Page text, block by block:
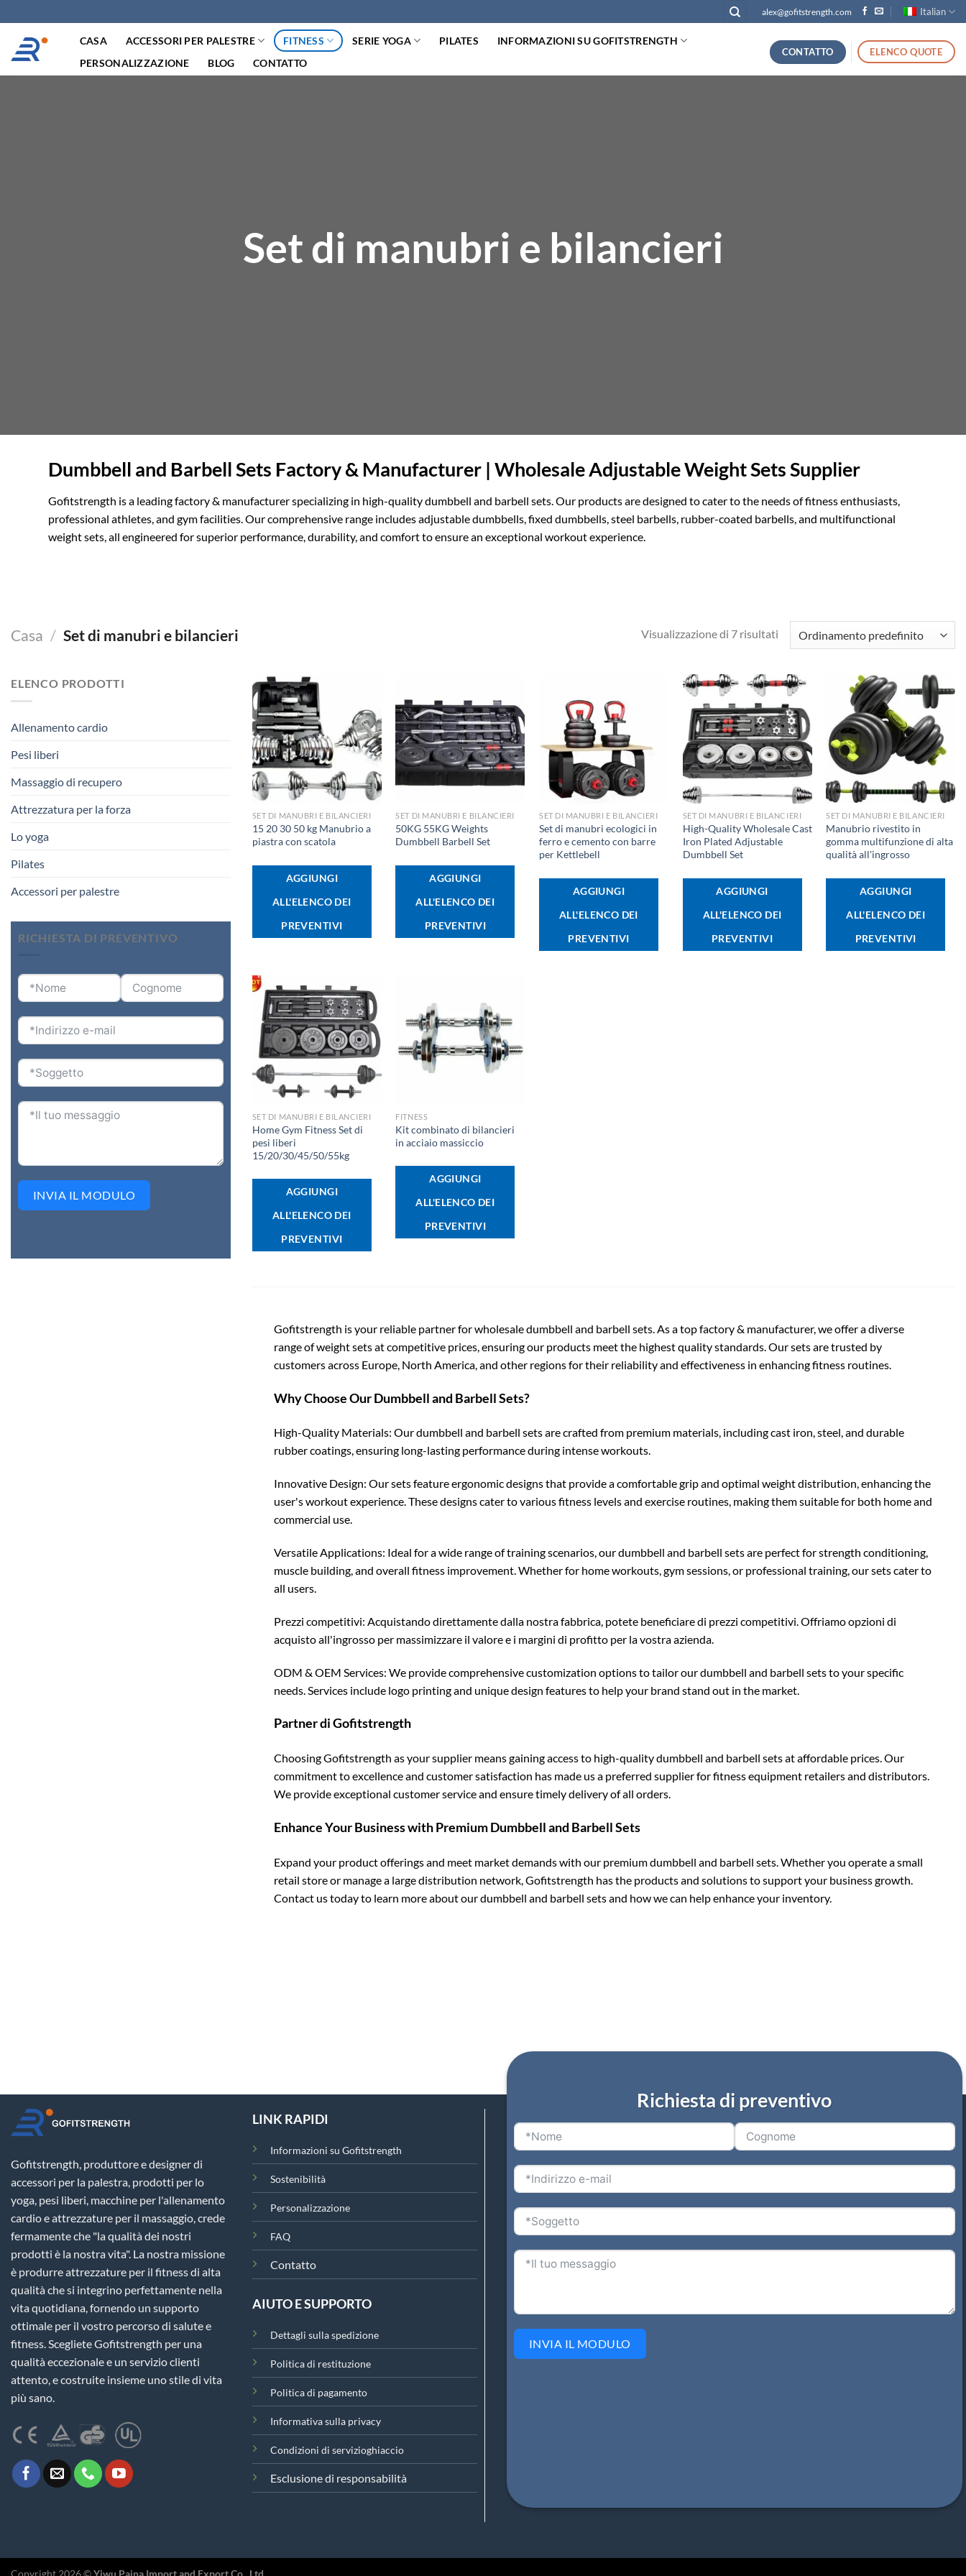
ai
contenuti
alex@gofitstrength.com Italian
CASA ACCESSORI PER PALESTRE FITNESS SERIE YOGA PILATES
INFORMAZIONI SU GOFITSTRENGTH
PERSONALIZZAZIONE
BLOG CONTATTO
CONTATTO ELENCO QUOTE
Set di manubri e bilancieri
Dumbbell and Barbell Sets Factory & Manufacturer | Wholesale Adjustable Weight Sets Supplier
Gofitstrength is a leading factory & manufacturer specializing in high-quality dumbbell and barbell sets. Our products are designed to cater to the needs of fitness enthusiasts,
professional athletes, and gym facilities. Our comprehensive range includes adjustable dumbbells, fixed dumbbells, steel barbells, rubber-coated barbells, and multifunctional
weight sets, all engineered for superior performance, durability, and comfort to ensure an exceptional workout experience.
Casa / Set di manubri e bilancieri Visualizzazione di 7 risultati
ELENCO PRODOTTI
Allenamento cardio
Pesi liberi
Massaggio di recupero
Attrezzatura per la forza
Lo yoga
Pilates
Accessori per palestre
RICHIESTA DI PREVENTIVO
INVIA IL MODULO
+
SET DI MANUBRI E BILANCIERI
15 20 30 50 kg Manubrio a
piastra con scatola
AGGIUNGI
ALL'ELENCO DEI
PREVENTIVI
SET DI MANUBRI E BILANCIERI
50KG 55KG Weights
Dumbbell Barbell Set
AGGIUNGI
ALL'ELENCO DEI
PREVENTIVI
+
SET DI MANUBRI E BILANCIERI
Set di manubri ecologici in
ferro e cemento con barre
per Kettlebell
AGGIUNGI
ALL'ELENCO DEI
PREVENTIVI
+
SET DI MANUBRI E BILANCIERI
High-Quality Wholesale Cast
Iron Plated Adjustable
Dumbbell Set
AGGIUNGI
ALL'ELENCO DEI
PREVENTIVI
+
SET DI MANUBRI E BILANCIERI
Manubrio rivestito in
gomma multifunzione di alta
qualità all'ingrosso
AGGIUNGI
ALL'ELENCO DEI
PREVENTIVI
+
SET DI MANUBRI E BILANCIERI
Home Gym Fitness Set di
pesi liberi
15/20/30/45/50/55kg
AGGIUNGI
ALL'ELENCO DEI
PREVENTIVI
FITNESS
Kit combinato di bilancieri
in acciaio massiccio
AGGIUNGI
ALL'ELENCO DEI
PREVENTIVI
Gofitstrength is your reliable partner for wholesale dumbbell and barbell sets. As a top factory & manufacturer, we offer a diverse
range of weight sets at competitive prices, ensuring our products meet the highest quality standards. Our sets are trusted by
customers across Europe, North America, and other regions for their reliability and effectiveness in enhancing fitness routines.
Why Choose Our Dumbbell and Barbell Sets?
High-Quality Materials: Our dumbbell and barbell sets are crafted from premium materials, including cast iron, steel, and durable
rubber coatings, ensuring long-lasting performance during intense workouts.
Innovative Design: Our sets feature ergonomic designs that provide a comfortable grip and optimal weight distribution, enhancing the
user's workout experience. These designs cater to various fitness levels and exercise routines, making them suitable for both home and
commercial use.
Versatile Applications: Ideal for a wide range of training scenarios, our dumbbell and barbell sets are perfect for strength conditioning,
muscle building, and overall fitness improvement. Whether for home workouts, gym sessions, or professional training, our sets cater to
all users.
Prezzi competitivi: Acquistando direttamente dalla nostra fabbrica, potete beneficiare di prezzi competitivi. Offriamo opzioni di
acquisto all'ingrosso per massimizzare il valore e i margini di profitto per la vostra azienda.
ODM & OEM Services: We provide comprehensive customization options to tailor our dumbbell and barbell sets to your specific
needs. Services include logo printing and unique design features to help your brand stand out in the market.
Partner di Gofitstrength
Choosing Gofitstrength as your supplier means gaining access to high-quality dumbbell and barbell sets at affordable prices. Our
commitment to excellence and customer satisfaction has made us a preferred supplier for fitness equipment retailers and distributors.
We provide exceptional customer service and ensure timely delivery of all orders.
Enhance Your Business with Premium Dumbbell and Barbell Sets
Expand your product offerings and meet market demands with our premium dumbbell and barbell sets. Whether you operate a small
retail store or manage a large distribution network, Gofitstrength has the products and solutions to support your business growth.
Contact us today to learn more about our dumbbell and barbell sets and how we can help enhance your inventory.
Gofitstrength, produttore e designer di
accessori per la palestra, prodotti per lo
yoga, pesi liberi, macchine per l'allenamento
cardio e attrezzature per il massaggio, crede
fermamente che "la qualità dei nostri
prodotti è la nostra vita". La nostra missione
è produrre attrezzature per il fitness di alta
qualità che si integrino perfettamente nella
vita quotidiana, fornendo un supporto
ottimale per il vostro percorso di salute e
fitness. Scegliete Gofitstrength per una
qualità eccezionale e un servizio clienti
attento, e costruite insieme uno stile di vita
più sano.
LINK RAPIDI
Informazioni su Gofitstrength
Sostenibilità
Personalizzazione
FAQ
Contatto
AIUTO E SUPPORTO
Dettagli sulla spedizione
Politica di restituzione
Politica di pagamento
Informativa sulla privacy
Condizioni di servizioghiaccio
Esclusione di responsabilità
Richiesta di preventivo
INVIA IL MODULO
Copyright 2026 ©Yiwu Paina Import and Export Co., Ltd